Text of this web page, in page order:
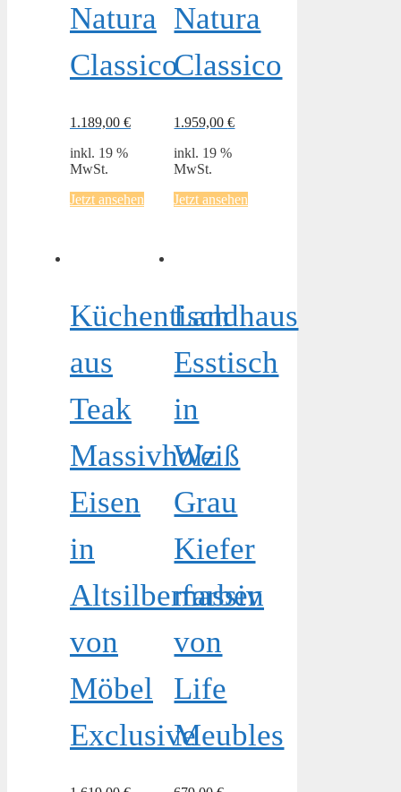
Natura
Classico
1.189,00 €
inkl. 19 %
MwSt.
Jetzt ansehen
Natura
Classico
1.959,00€
inkl. 19 %
MwSt.
Jetzt ansehen
Küchentisch
aus
Teak
Massivholz
Eisen
in
Altsilberfarben
von
Möbel
Exclusive
Landhaus
Esstisch
in
Weiß
Grau
Kiefer
massiv
von
Life
Meubles